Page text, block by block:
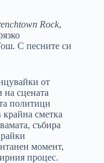
Rock,
С песните си
от
сцената
политици
крайна сметка
събира
момент,
процес.